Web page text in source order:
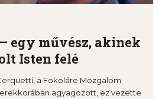
egy művész, akinek
Isten felé
a Fokoláre Mozgalom
agyagozott, ez vezette